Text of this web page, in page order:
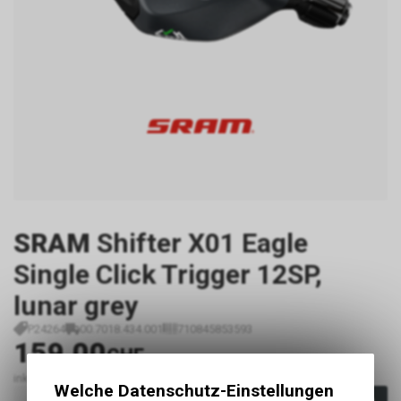
SRAM Shifter X01 Eagle
Single Click Trigger 12SP,
lunar grey
P24264 00.7018.434.001 710845853593
159.00CHF
inkl. MwSt., zzgl. Versandkosten
Welche Datenschutz-Einstellungen